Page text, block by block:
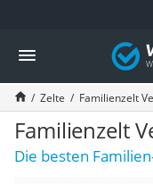
Die beliebtesten
Freizeit & Sport
Gartentrampolin
Trampolin
Metalldetektor
Eufab-Fahrradträger
Trampolin 366 cm
Zelte Familienzelt
Familienzelt
Die besten